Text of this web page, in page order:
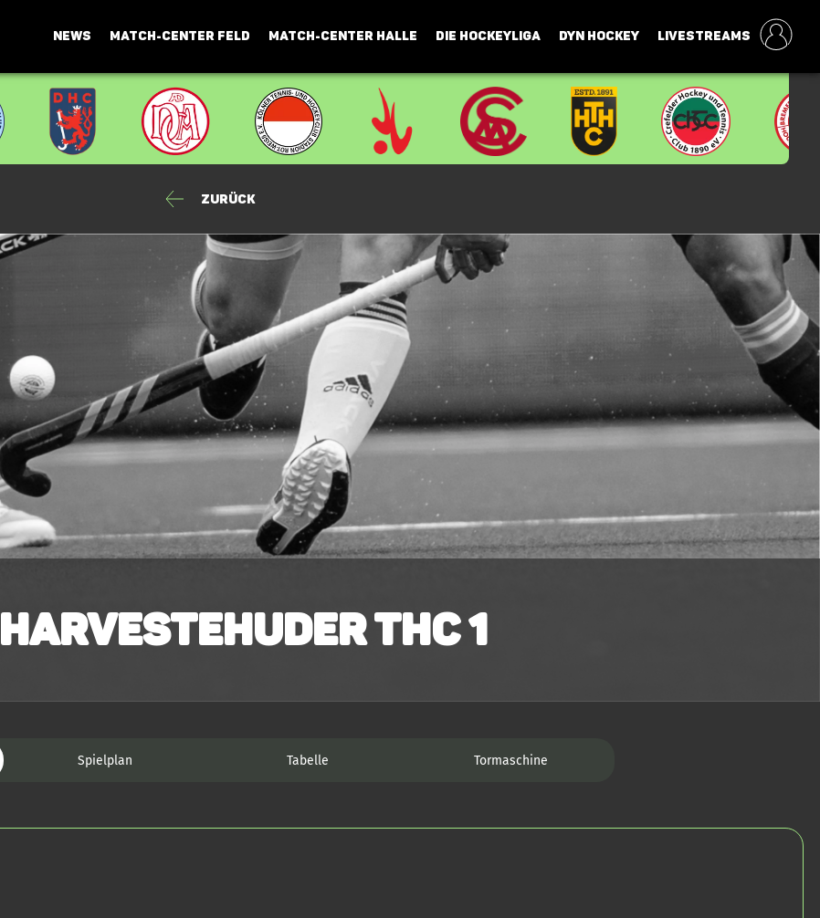
NEWS MATCH-CENTER FELD MATCH-CENTER HALLE DIE HOCKEYLIGA DYN HOCKEY LIVESTREAMS
Zurück
Harvestehuder THC 1
Spielplan Tabelle Tormaschine